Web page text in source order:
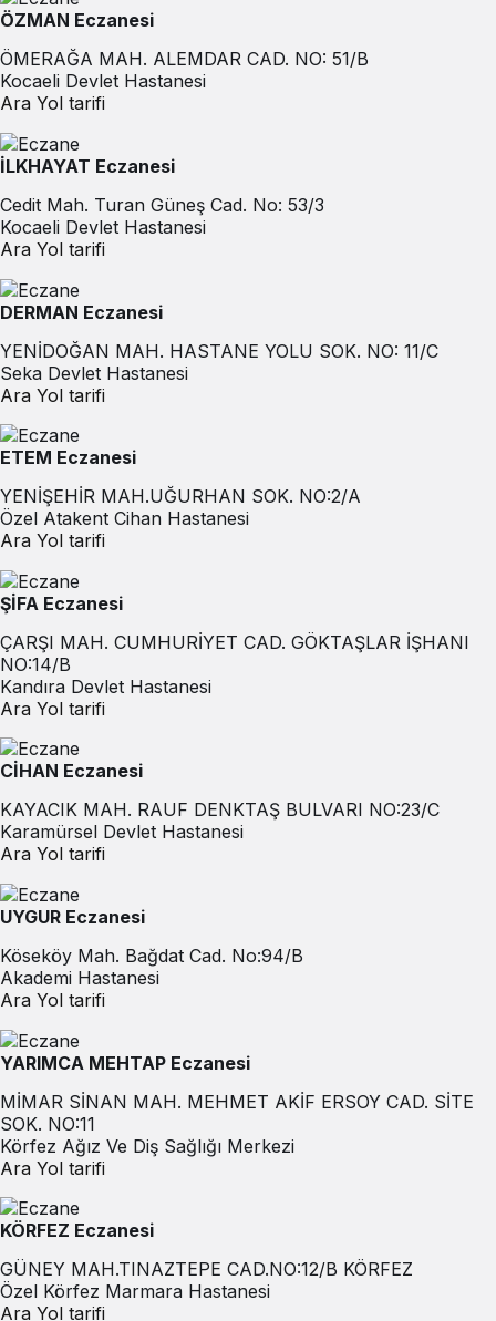
ÖZMAN Eczanesi
ÖMERAĞA MAH. ALEMDAR CAD. NO: 51/B
Kocaeli Devlet Hastanesi
Ara Yol tarifi
İLKHAYAT Eczanesi
Cedit Mah. Turan Güneş Cad. No: 53/3
Kocaeli Devlet Hastanesi
Ara Yol tarifi
DERMAN Eczanesi
YENİDOĞAN MAH. HASTANE YOLU SOK. NO: 11/C
Seka Devlet Hastanesi
Ara Yol tarifi
ETEM Eczanesi
YENİŞEHİR MAH.UĞURHAN SOK. NO:2/A
Özel Atakent Cihan Hastanesi
Ara Yol tarifi
ŞİFA Eczanesi
ÇARŞI MAH. CUMHURİYET CAD. GÖKTAŞLAR İŞHANI
NO:14/B
Kandıra Devlet Hastanesi
Ara Yol tarifi
CİHAN Eczanesi
KAYACIK MAH. RAUF DENKTAŞ BULVARI NO:23/C
Karamürsel Devlet Hastanesi
Ara Yol tarifi
UYGUR Eczanesi
Köseköy Mah. Bağdat Cad. No:94/B
Akademi Hastanesi
Ara Yol tarifi
YARIMCA MEHTAP Eczanesi
MİMAR SİNAN MAH. MEHMET AKİF ERSOY CAD. SİTE
SOK. NO:11
Körfez Ağız Ve Diş Sağlığı Merkezi
Ara Yol tarifi
KÖRFEZ Eczanesi
GÜNEY MAH.TINAZTEPE CAD.NO:12/B KÖRFEZ
Özel Körfez Marmara Hastanesi
Ara Yol tarifi